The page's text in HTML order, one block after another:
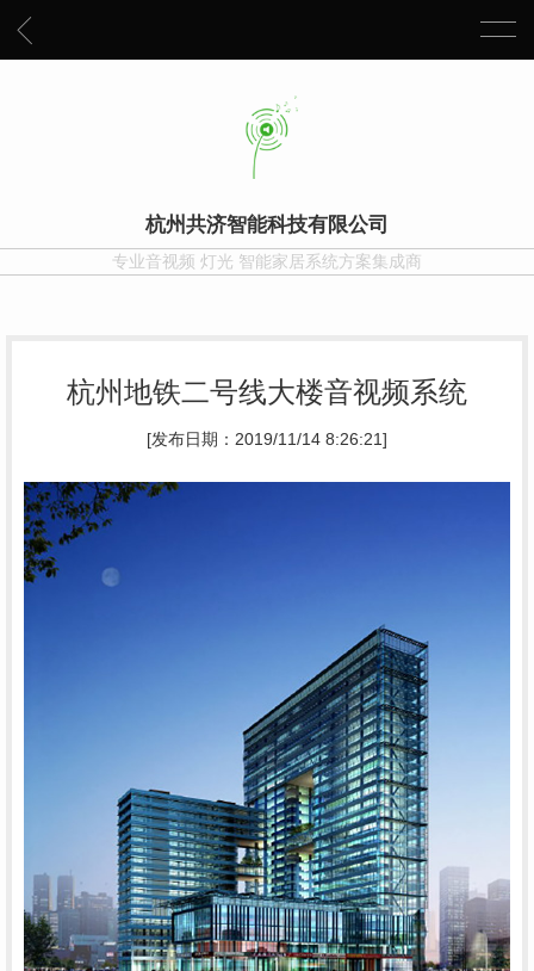
杭州共济智能科技有限公司
专业音视频 灯光 智能家居系统方案集成商
杭州地铁二号线大楼音视频系统
[发布日期：2019/11/14 8:26:21]